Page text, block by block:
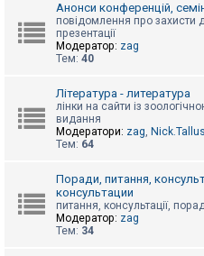
П
м
о
г
Анонси конференцій,
повідомлення про захисти
презентації
Модератор: zag
Тем: 40
Література - литература
лінки на сайти із
видання
Модератори: zag, Nick.Tallus
Тем: 64
Поради, питання,
консультации
питання, консультації,
Модератор: zag
Тем: 34